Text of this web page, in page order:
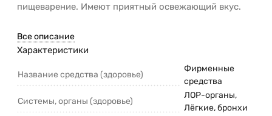
пищеварение. Имеют приятный освежающий вкус.
Все описание
Характеристики
Название средства (здоровье)
Фирменные
средства
Системы, органы (здоровье)
ЛОР-органы,
Лёгкие, бронхи